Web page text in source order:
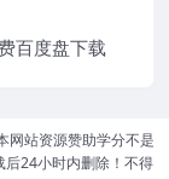
百度盘下载
网站资源赞助学分不是
后24小时内删除！不得